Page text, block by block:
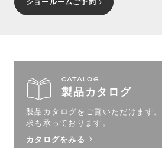
ショールームご予約
CATALOG
製品カタログ
製品カタログをご覧いただけます。
求も承っております。
カタログをみる